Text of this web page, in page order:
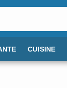
CUISINE